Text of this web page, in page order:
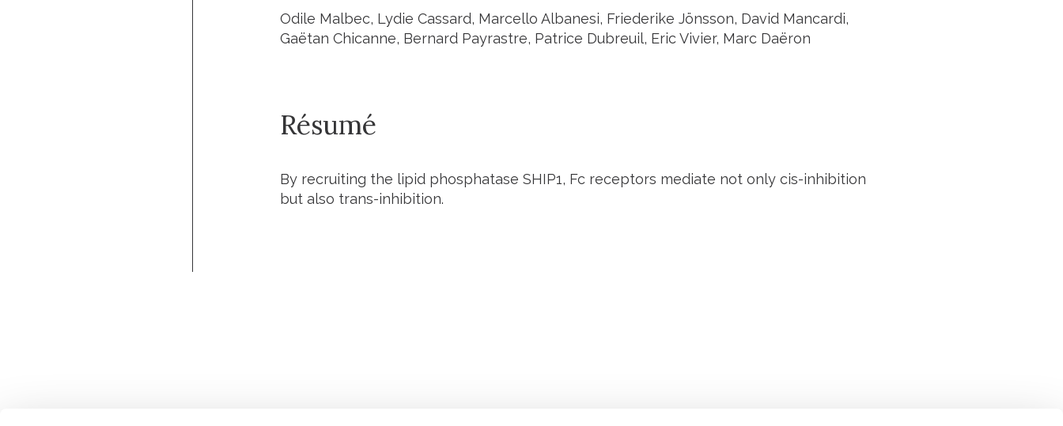
Odile Malbec, Lydie Cassard, Marcello Albanesi, Friederike Jönsson, David Mancardi,
Gaëtan Chicanne, Bernard Payrastre, Patrice Dubreuil, Eric Vivier, Marc Daëron
Résumé
By recruiting the lipid phosphatase SHIP1, Fc receptors mediate not only cis-inhibition
but also trans-inhibition.